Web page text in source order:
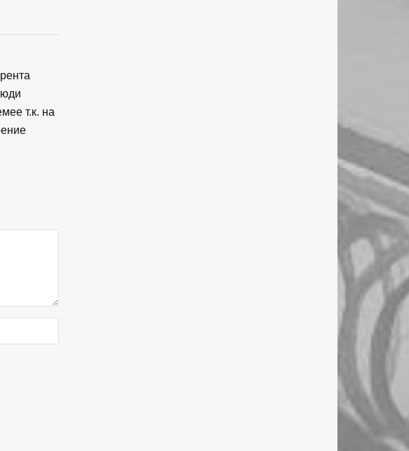
т.к. на